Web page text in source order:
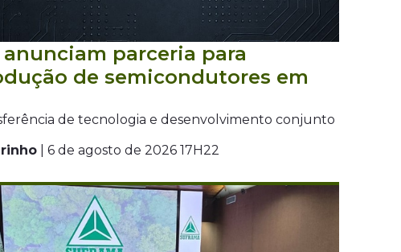
parceria para
de semicondutores em
de tecnologia e desenvolvimento conjunto
| 6 de agosto de 2026 17H22